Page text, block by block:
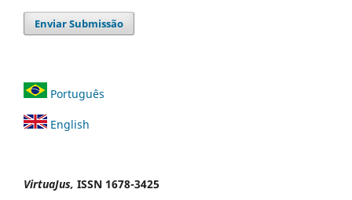
Enviar Submissão
Português
English
VirtuaJus, ISSN 1678-3425